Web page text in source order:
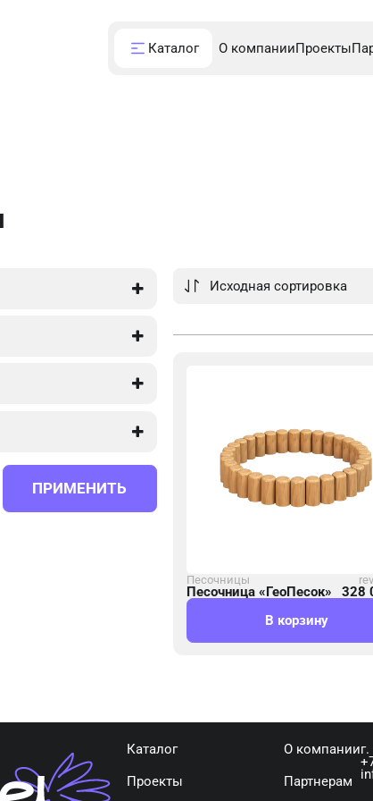
Каталог О компанииПроекты
ПРИМЕНИТЬ
Песочницы
Песочница «ГеоПесок» 328
В корзину
Каталог О компании
Проекты Партнерам